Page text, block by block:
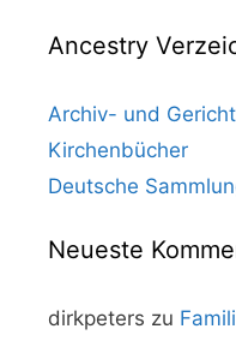
Ancestry
Archiv- und
Kirchenbücher
Deutsche
Neueste
dirkpeters zu